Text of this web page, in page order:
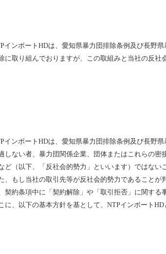
インポートHDは、愛知県暴力団排除条例及び長野
に取り組んでおりますが、この取組みと当社の反社
インポートHDは、愛知県暴力団排除条例及び長野
しない者、暴力団関係企業、団体またはこれらの
ど（以下、「反社会的勢力」といいます）ではない
、もし当社の取引先等が反社会的勢力であること
契約条項中に「契約解除」や「取引拒否」に関する
に、以下の基本方針を基として、NTPインポート